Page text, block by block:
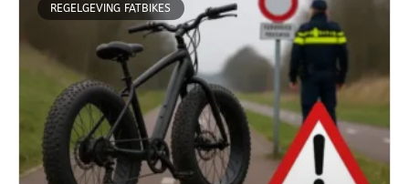
REGELGEVING FATBIKES